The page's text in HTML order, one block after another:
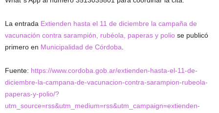
La entrada Extienden hasta el 11 de diciembre la campaña de
vacunación contra sarampión, rubéola, paperas y polio se publicó
primero en Municipalidad de Córdoba.
Fuente: https://www.cordoba.gob.ar/extienden-hasta-el-11-de-
diciembre-la-campana-de-vacunacion-contra-sarampion-rubeola-
paperas-y-polio/?
utm_source=rss&utm_medium=rss&utm_campaign=extienden-